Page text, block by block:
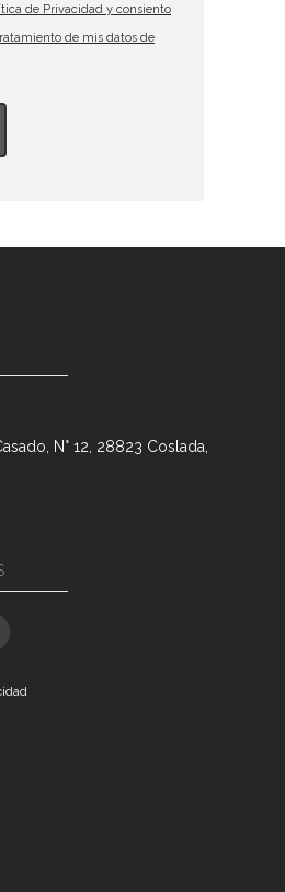
de Privacidad y consiento
de mis datos de
N° 12, 28823 Coslada,